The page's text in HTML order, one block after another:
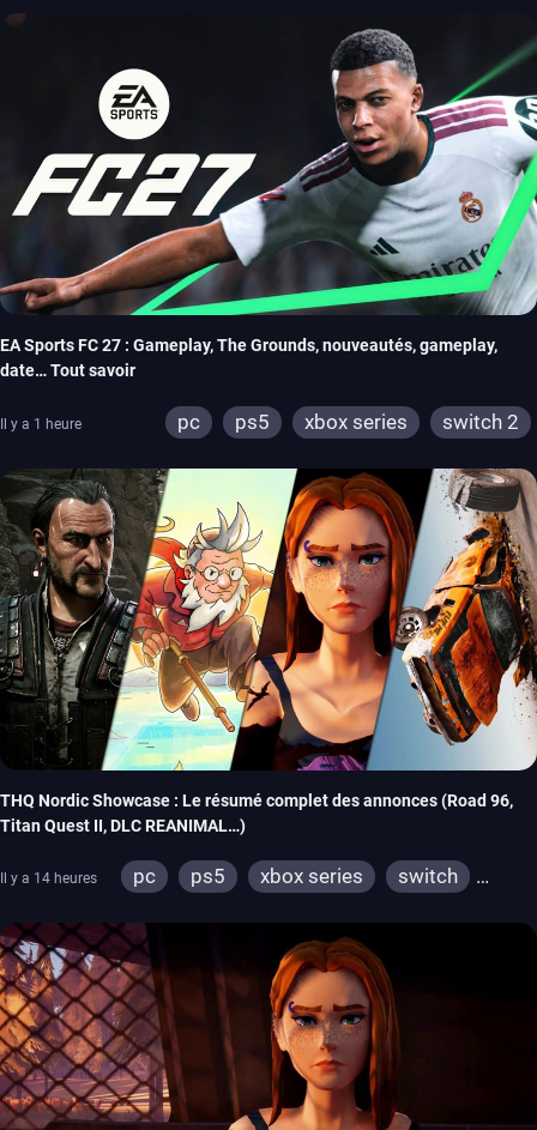
EA Sports FC 27 : Gameplay, The Grounds, nouveautés, gameplay,
date… Tout savoir
Il y a 1 heure pc ps5 xbox series switch 2
THQ Nordic Showcase : Le résumé complet des annonces (Road 96,
Titan Quest II, DLC REANIMAL…)
Il y a 14 heures pc ps5 xbox series
switch